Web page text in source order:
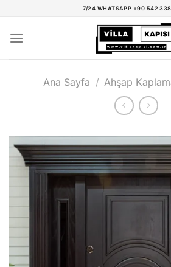
7/24 WHATSAPP +90 542
Ana Sayfa / Ahşap